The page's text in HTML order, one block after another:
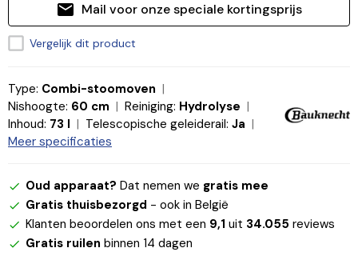
Mail voor onze speciale kortingsprijs
Vergelijk dit product
Type: Combi-stoomoven
Nishoogte: 60 cm Reiniging: Hydrolyse
Inhoud: 73 l Telescopische geleiderail: Ja
Meer specificaties
Oud apparaat? Dat nemen we gratis mee
Gratis thuisbezorgd - ook in België
Klanten beoordelen ons met een 9,1 uit 34.055 reviews
Gratis ruilen binnen 14 dagen